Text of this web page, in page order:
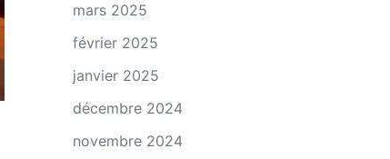
mars 2025
février 2025
janvier 2025
décembre 2024
novembre 2024